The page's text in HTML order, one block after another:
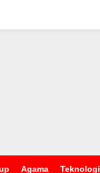
Agama Teknologi